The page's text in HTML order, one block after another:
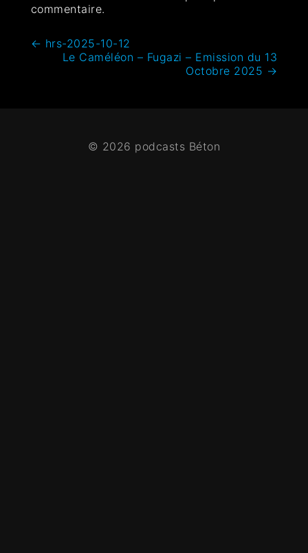
commentaire.
← hrs-2025-10-12
Le Caméléon – Fugazi – Emission du 13
Octobre 2025 →
© 2026 podcasts Béton